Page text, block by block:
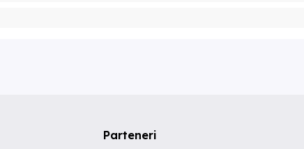
Parteneri